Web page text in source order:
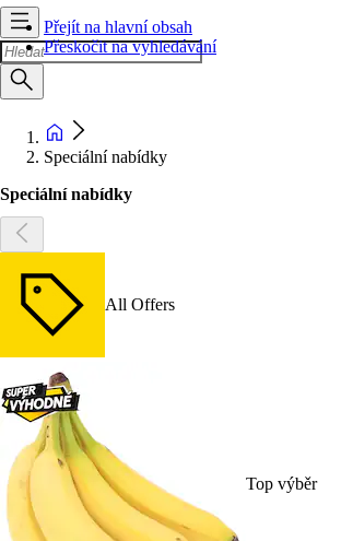
Přejít na hlavní obsah
Přeskočit na vyhledávání
Speciální nabídky
Speciální nabídky
All Offers
Top výběr